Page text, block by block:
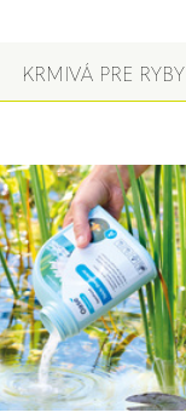
KRMIVÁ PRE RYBY